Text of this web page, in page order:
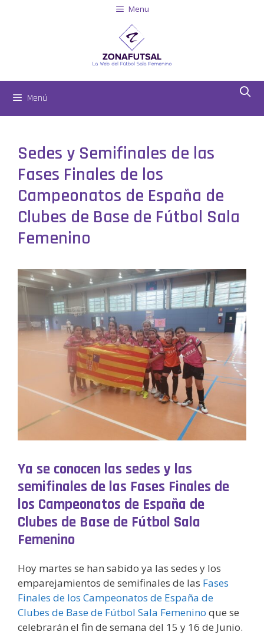
Menu
Menú
Sedes y Semifinales de las
Fases Finales de los
Campeonatos de España de
Clubes de Base de Fútbol Sala
Femenino
Ya se conocen las sedes y las
semifinales de las Fases Finales de
los Campeonatos de España de
Clubes de Base de Fútbol Sala
Femenino
Hoy martes se han sabido ya las sedes y los
emparejamientos de semifinales de las Fases
Finales de los Campeonatos de España de
Clubes de Base de Fútbol Sala Femenino que se
celebrarán el fin de semana del 15 y 16 de Junio.